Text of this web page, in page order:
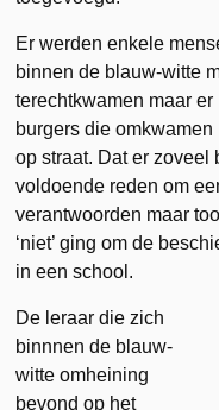
Er werden enkele
binnen de blauw-witte
terechtkwamen maar
burgers die
op straat. Dat er zoveel
voldoende reden om
verantwoorden maar
‘niet’ ging om de
in een school.
De leraar die zich
binnnen de blauw-
witte omheining
bevond op het